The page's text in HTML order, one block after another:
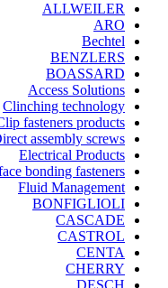
ALLWEILER
ARO
Bechtel
BENZLERS
BOASSARD
Access Solutions
Clinching technology
fasteners products
assembly screws
Electrical Products
bonding fasteners
Fluid Management
BONFIGLIOLI
CASCADE
CASTROL
CENTA
CHERRY